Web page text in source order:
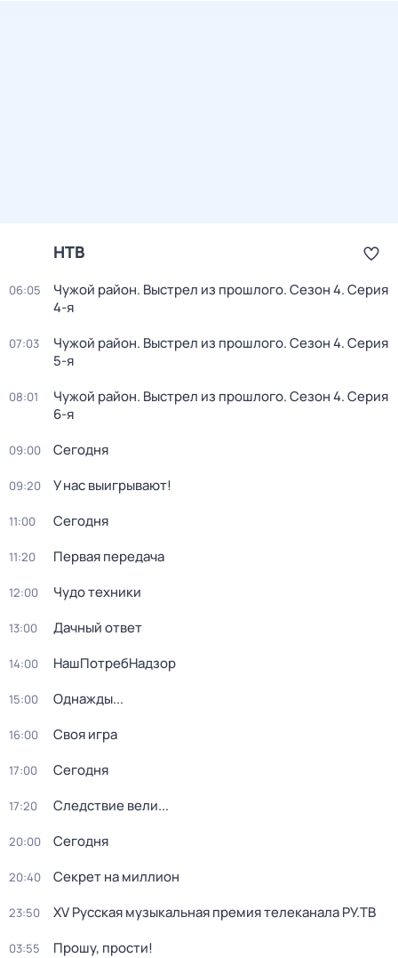
НТВ
06:05 Чужой район. Выстрел из прошлого. Сезон 4. Серия
4-я
07:03 Чужой район. Выстрел из прошлого. Сезон 4. Серия
5-я
08:01 Чужой район. Выстрел из прошлого. Сезон 4. Серия
6-я
09:00 Сегодня
09:20 У нас выигрывают!
11:00 Сегодня
11:20 Первая передача
12:00 Чудо техники
13:00 Дачный ответ
14:00 НашПотребНадзор
15:00 Однажды...
16:00 Своя игра
17:00 Сегодня
17:20 Следствие вели...
20:00 Сегодня
20:40 Секрет на миллион
23:50 XV Русская музыкальная премия телеканала РУ.ТВ
03:55 Прошу, прости!